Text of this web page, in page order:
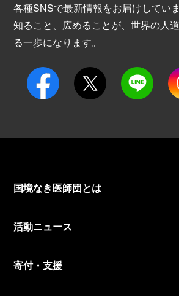
各種SNSで最新情報をお届けしていま
知ること、広めることが、世界の人
る一歩になります。
国境なき医師団とは
活動ニュース
寄付・支援